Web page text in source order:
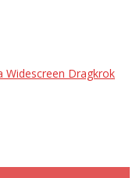
Widescreen Dragkrok